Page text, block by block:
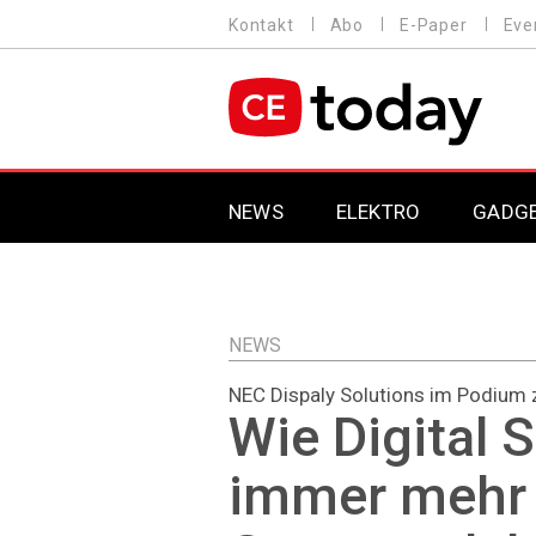
zum
MENU
Kontakt Abo E-Paper
MAIN NAVIGATION
NEWS ELEKTRO
NEWS
NEC Dispaly Solutions im
Wie Digital
immer